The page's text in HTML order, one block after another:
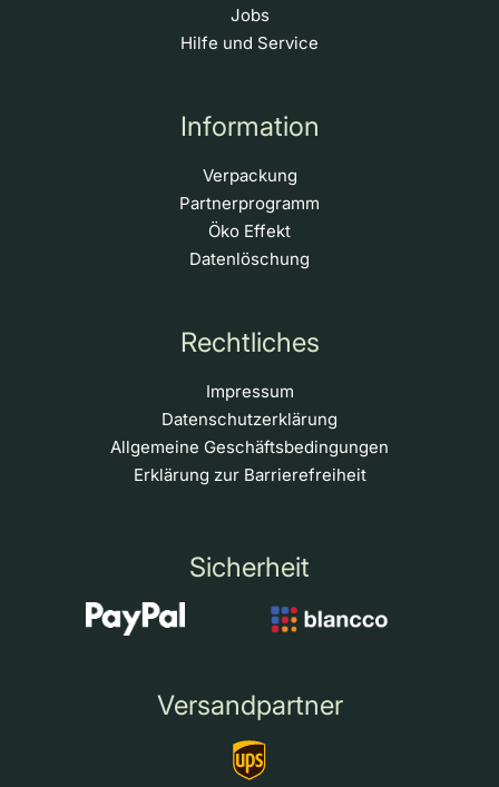
Jobs
Hilfe und Service
Information
Verpackung
Partnerprogramm
Öko Effekt
Datenlöschung
Rechtliches
Impressum
Datenschutzerklärung
Allgemeine Geschäftsbedingungen
Erklärung zur Barrierefreiheit
Sicherheit
Versandpartner